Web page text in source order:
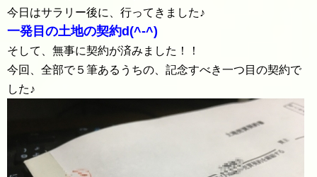
今日はサラリー後に、行ってきました♪
一発目の土地の契約d(^-^)
そして、無事に契約が済みました！！
今回、全部で５筆あるうちの、記念すべき一つ目の契約で
した♪